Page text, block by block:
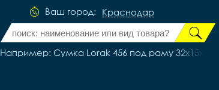
Ваш город: Краснодар
Например: Сумка Lorak 456 под раму